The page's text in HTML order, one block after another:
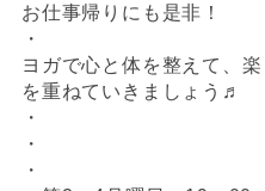
お仕事帰りにも是非！
・
ヨガで心と体を整えて、
を重ねていきましょう♬
・
・
・